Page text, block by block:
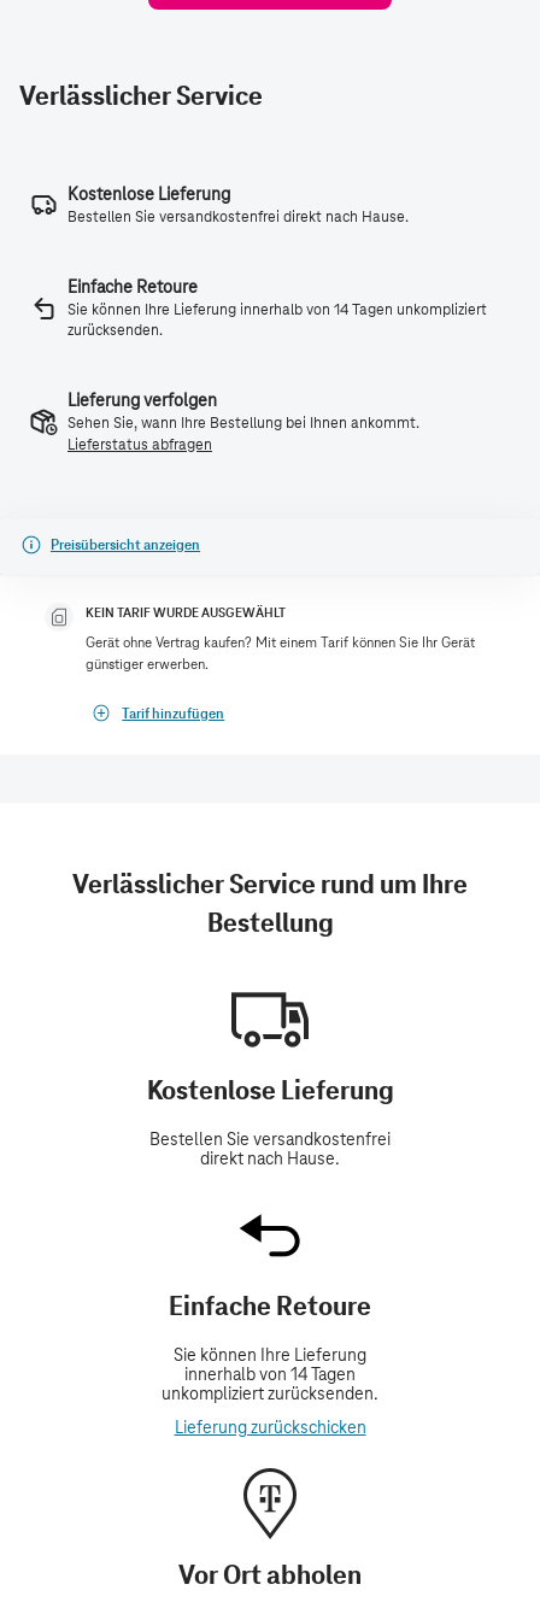
Verlässlicher Service
Kostenlose Lieferung
Bestellen Sie versandkostenfrei direkt nach Hause.
Einfache Retoure
Sie können Ihre Lieferung innerhalb von 14 Tagen unkompliziert
zurücksenden.
Lieferung verfolgen
Sehen Sie, wann Ihre Bestellung bei Ihnen ankommt.
Lieferstatus abfragen
Preisübersicht anzeigen
KEIN TARIF WURDE AUSGEWÄHLT
Gerät ohne Vertrag kaufen? Mit einem Tarif können Sie Ihr Gerät
günstiger erwerben.
Tarif hinzufügen